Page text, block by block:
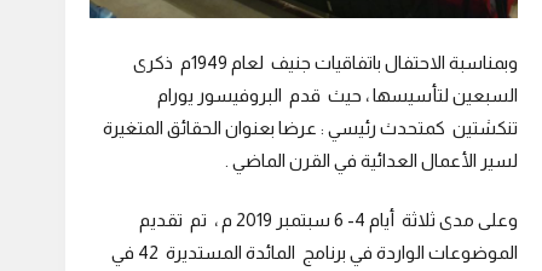
وبمناسبة الاحتفال باتفاقيات جنيف لعام 1949م ذكرى
السبعين لتأسيسها ، حيث قدم البروفيسور يورام
تنكشتين كمتحدث رئيسي : عرضا بعنوان الحقائق المتغيرة
لسير الأعمال العدائية في القرن الماضي .
وعلى مدى ثلاثة أيام 4- 6 سبتمبر 2019 م ، تم تقديم
الموضوعات الواردة في برنامج المائدة المستديرة 42 في